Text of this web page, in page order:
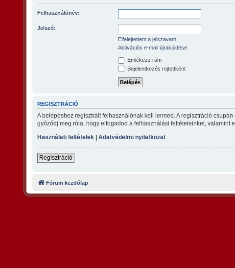
Felhasználónév:
Jelszó:
Elfelejtettem a jelszavam
Aktivációs e-mail újraküldése
Emlékezz rám
Bejelentkezés rejtettként
REGISZTRÁCIÓ
A belépéshez regisztrált felhasználónak kell lenned. A regisztráció
győződj meg róla, hogy elfogadod a felhasználási feltételeinket,
Használati feltételek |Adatvédelmi nyilatkozat
Regisztráció
Fórum kezdőlap